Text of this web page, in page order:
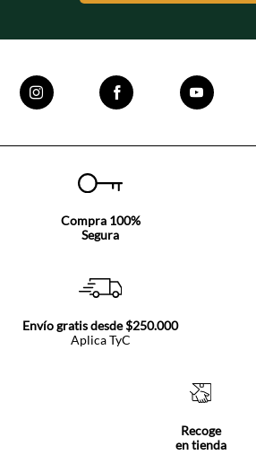
Compra 100%
Segura
Envío gratis desde $250.000
Aplica TyC
Recoge
en tienda